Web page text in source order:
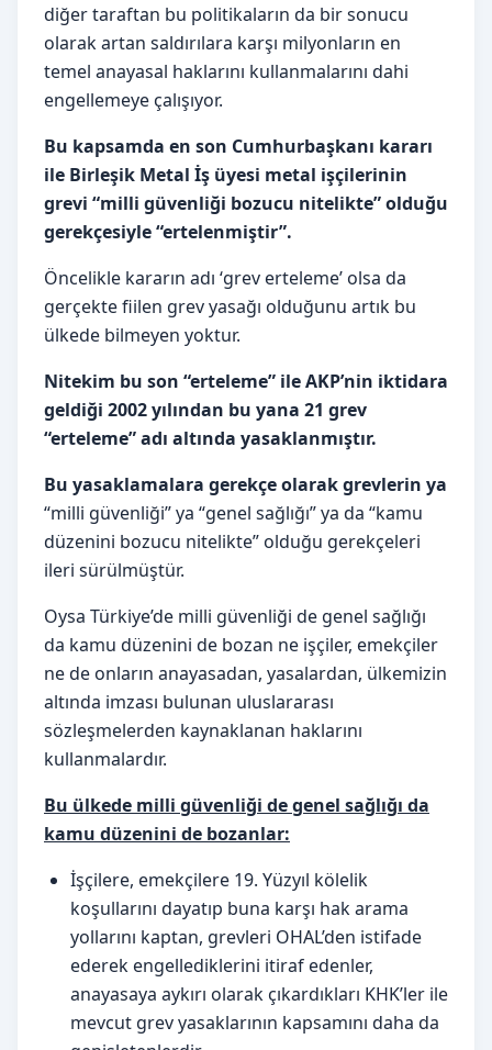
diğer taraftan bu politikaların da bir sonucu
olarak artan saldırılara karşı milyonların en
temel anayasal haklarını kullanmalarını dahi
engellemeye çalışıyor.
Bu kapsamda en son Cumhurbaşkanı kararı
ile Birleşik Metal İş üyesi metal işçilerinin
grevi “milli güvenliği bozucu nitelikte” olduğu
gerekçesiyle“ertelenmiştir”.
Öncelikle kararın adı ‘grev erteleme’ olsa da
gerçekte fiilen grev yasağı olduğunu artık bu
ülkede bilmeyen yoktur.
Nitekim bu son “erteleme” ileAKP’nin iktidara
geldiği 2002 yılından bu yana 21 grev
“erteleme” adı altında yasaklanmıştır.
Bu yasaklamalara gerekçe olarak grevlerin ya
“milli güvenliği” ya “genel sağlığı” ya da “kamu
düzenini bozucu nitelikte” olduğu gerekçeleri
ileri sürülmüştür.
Oysa Türkiye’de milli güvenliği de genel sağlığı
da kamu düzenini de bozan ne işçiler, emekçiler
ne de onların anayasadan, yasalardan, ülkemizin
altında imzası bulunan uluslararası
sözleşmelerden kaynaklanan haklarını
kullanmalardır.
Bu ülkede milli güvenliği de genel sağlığı da
kamu düzenini de bozanlar:
İşçilere, emekçilere 19. Yüzyıl kölelik
koşullarını dayatıp buna karşı hak arama
yollarını kaptan, grevleri OHAL’den istifade
ederek engellediklerini itiraf edenler,
anayasaya aykırı olarak çıkardıkları KHK’ler ile
mevcut grev yasaklarının kapsamını daha da